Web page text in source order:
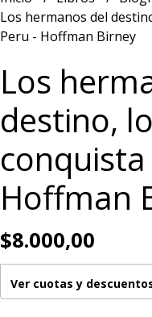
Los hermanos del
Peru - Hoffman Birney
Los
destino,
Hoffman
$8.000,00
Ver cuotas y